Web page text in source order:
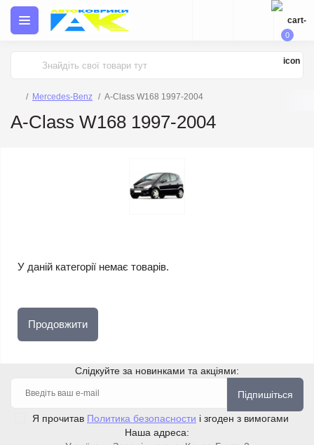
0
Mercedes-Benz A-Class W168 1997-2004
A-Class W168 1997-2004
У даній категорії немає товарів.
Продовжити
Слідкуйте за новинками та акціями:
Підпишіться
Я прочитав Политика безопасности і згоден з вимогами
Наша адреса: